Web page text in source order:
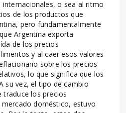
internacionales, o sea al ritmo
de los productos que
pero fundamentalmente
Argentina exporta
de los precios
y al caer esos valores
sobre los precios
lo que significa que los
su vez, el tipo de cambio
traduce los precios
doméstico, estuvo